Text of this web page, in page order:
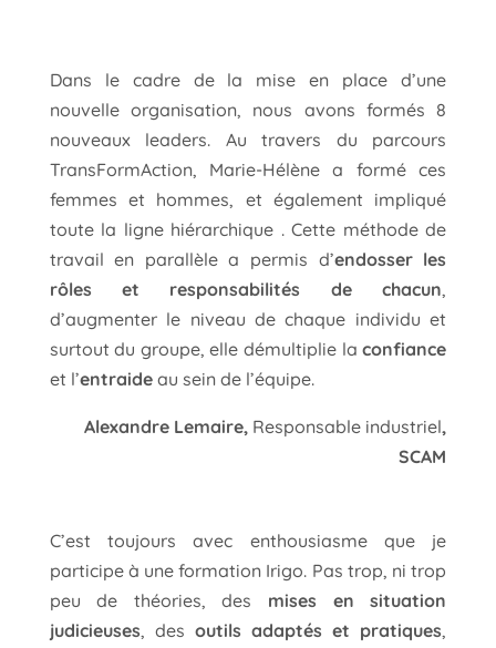
Dans le cadre de la mise en place d’une
nouvelle organisation, nous avons formés 8
nouveaux leaders. Au travers du parcours
TransFormAction, Marie-Hélène a formé ces
femmes et hommes, et également impliqué
toute la ligne hiérarchique . Cette méthode de
travail en parallèle a permis d’endosser les
rôles et responsabilités de chacun,
d’augmenter le niveau de chaque individu et
surtout du groupe, elle démultiplie laconfiance
et l’entraideau sein de l’équipe.
Alexandre Lemaire, Responsable industriel,
SCAM
C’est toujours avec enthousiasme que je
participe à une formation Irigo. Pas trop, ni trop
peu de théories, des mises en situation
judicieuses, des outils adaptés et pratiques,